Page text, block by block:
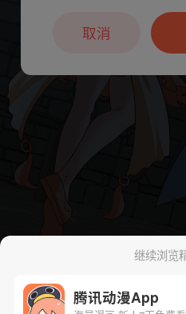
继续浏览
腾讯动漫App
本章节仅支持App
户7天
取消